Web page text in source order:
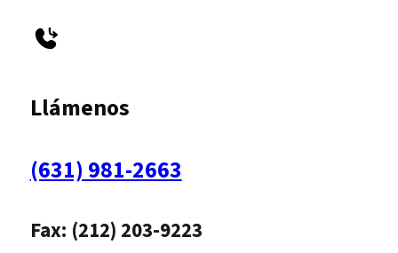
Llámenos
(631) 981-2663
Fax: (212) 203-9223